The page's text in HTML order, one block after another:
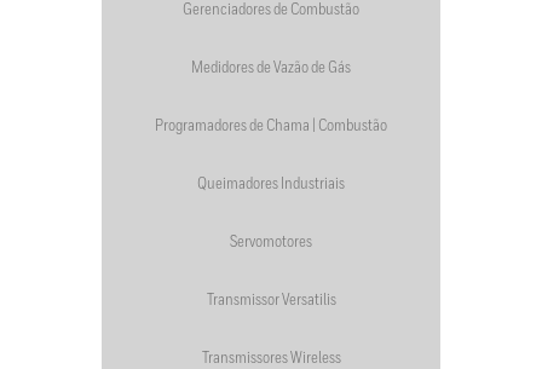
Gerenciadores de Combustão
Medidores de Vazão de Gás
Programadores de Chama | Combustão
Queimadores Industriais
Servomotores
Transmissor Versatilis
Transmissores Wireless